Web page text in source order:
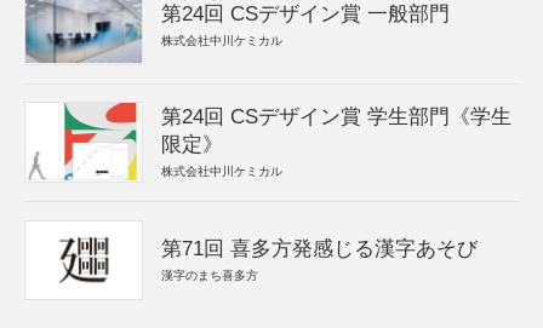
第24回 CSデザイン賞 一般部門
株式会社中川ケミカル
第24回 CSデザイン賞 学生部門《学生
限定》
株式会社中川ケミカル
第71回 喜多方発感じる漢字あそび
漢字のまち喜多方